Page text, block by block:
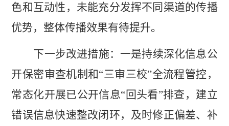
色和互动性，未能充分发挥不同渠道的传播
优势，整体传播效果有待提升。
下一步改进措施：一是持续深化信息公
开保密审查机制和“三审三校”全流程管控，
常态化开展已公开信息“回头看”排查，建立
错误信息快速整改闭环，及时修正偏差、补